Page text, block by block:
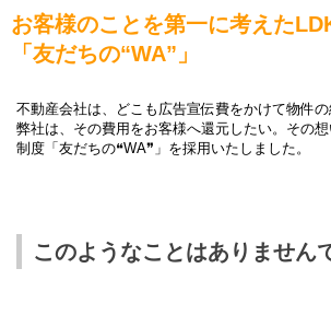
お客様のことを第一に考えた
「友だちの“WA”」
不動産会社は、どこも広告宣伝費をかけて物件の
弊社は、その費用をお客様へ還元したい。その
制度「友だちの❝WA❞」を採用いたしました。
このようなことはありません